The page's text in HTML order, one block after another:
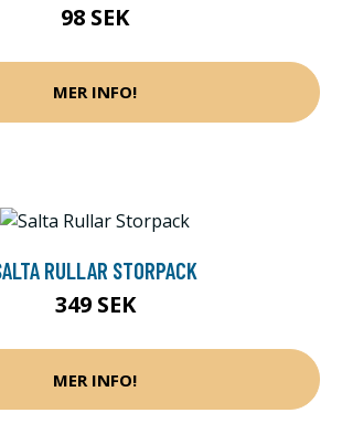
98 SEK
MER INFO!
RULLAR STORPACK
349 SEK
MER INFO!